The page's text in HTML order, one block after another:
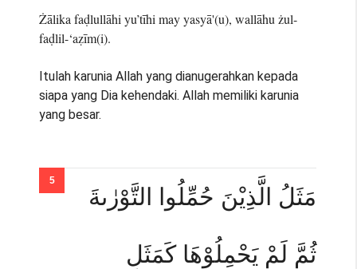
Żālika faḍlullāhi yu’tīhi may yasyā'(u), wallāhu żul-
faḍlil-‘aẓīm(i).
Itulah karunia Allah yang dianugerahkan kepada
siapa yang Dia kehendaki. Allah memiliki karunia
yang besar.
مَثَلُ الَّذِيْنَ حُمِّلُوا التَّوْرٰىةَ
ثُمَّ لَمْ يَحْمِلُوْهَا كَمَثَلِ